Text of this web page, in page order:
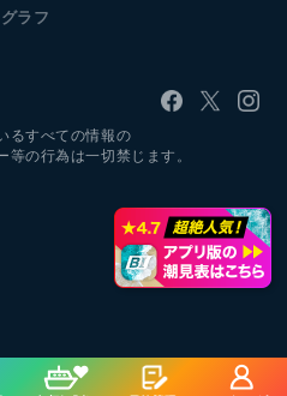
ラフ
るすべての情報の
等の行為は一切禁じます。